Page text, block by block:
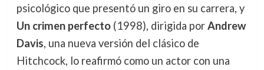
psicológico que presentó un giro en su carrera, y
Un crimen perfecto(1998), dirigida porAndrew
Davis, una nueva versión del clásico de
Hitchcock, lo reafirmó como un actor con una